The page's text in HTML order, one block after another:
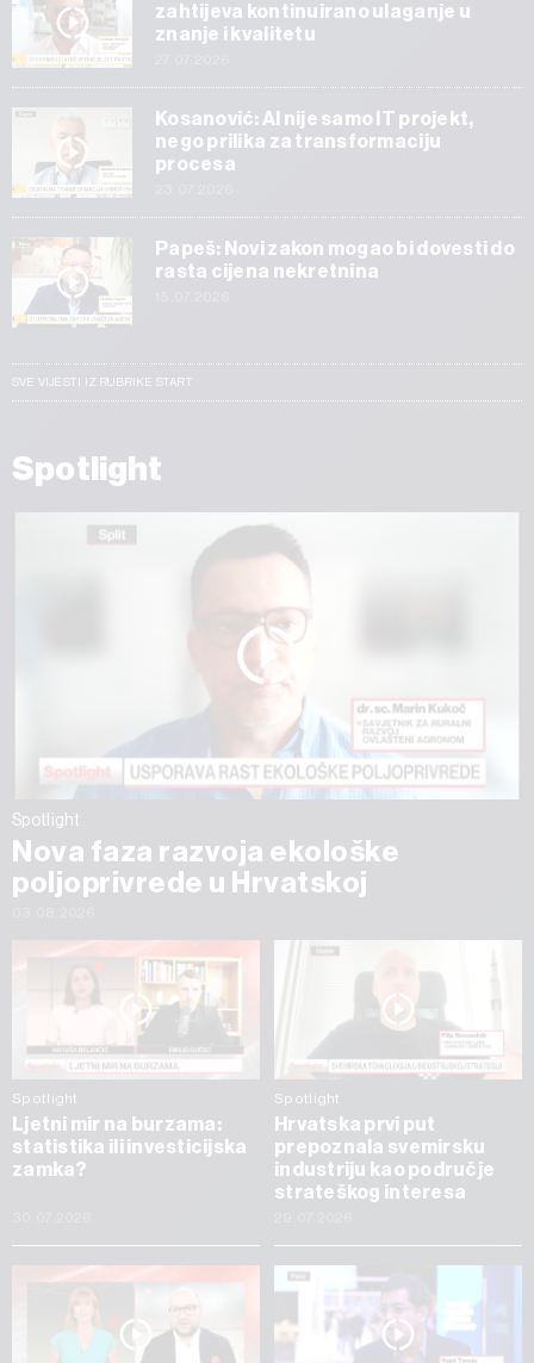
zahtijeva kontinuirano ulaganje u
znanje i kvalitetu
Kosanović: AI nije samo IT projekt,
nego prilika za transformaciju
procesa
Papeš: Novi zakon mogao bi dovesti do
rasta cijena nekretnina
SVE VIJESTI IZ RUBRIKE START
Spotlight
Spotlight
Nova faza razvoja ekološke
poljoprivrede u Hrvatskoj
Spotlight
Ljetni mir na burzama:
statistika ili investicijska
zamka?
Spotlight
Hrvatska prvi put
prepoznala svemirsku
industriju kao područje
strateškog interesa